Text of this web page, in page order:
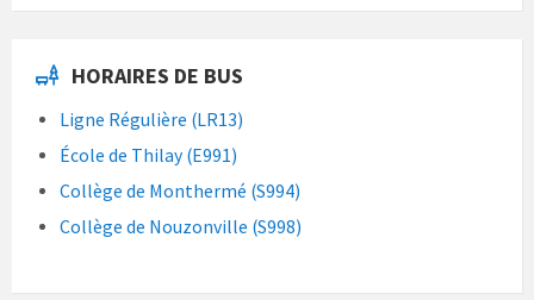
HORAIRES DE BUS
Ligne Régulière (LR13)
École de Thilay (E991)
Collège de Monthermé (S994)
Collège de Nouzonville (S998)